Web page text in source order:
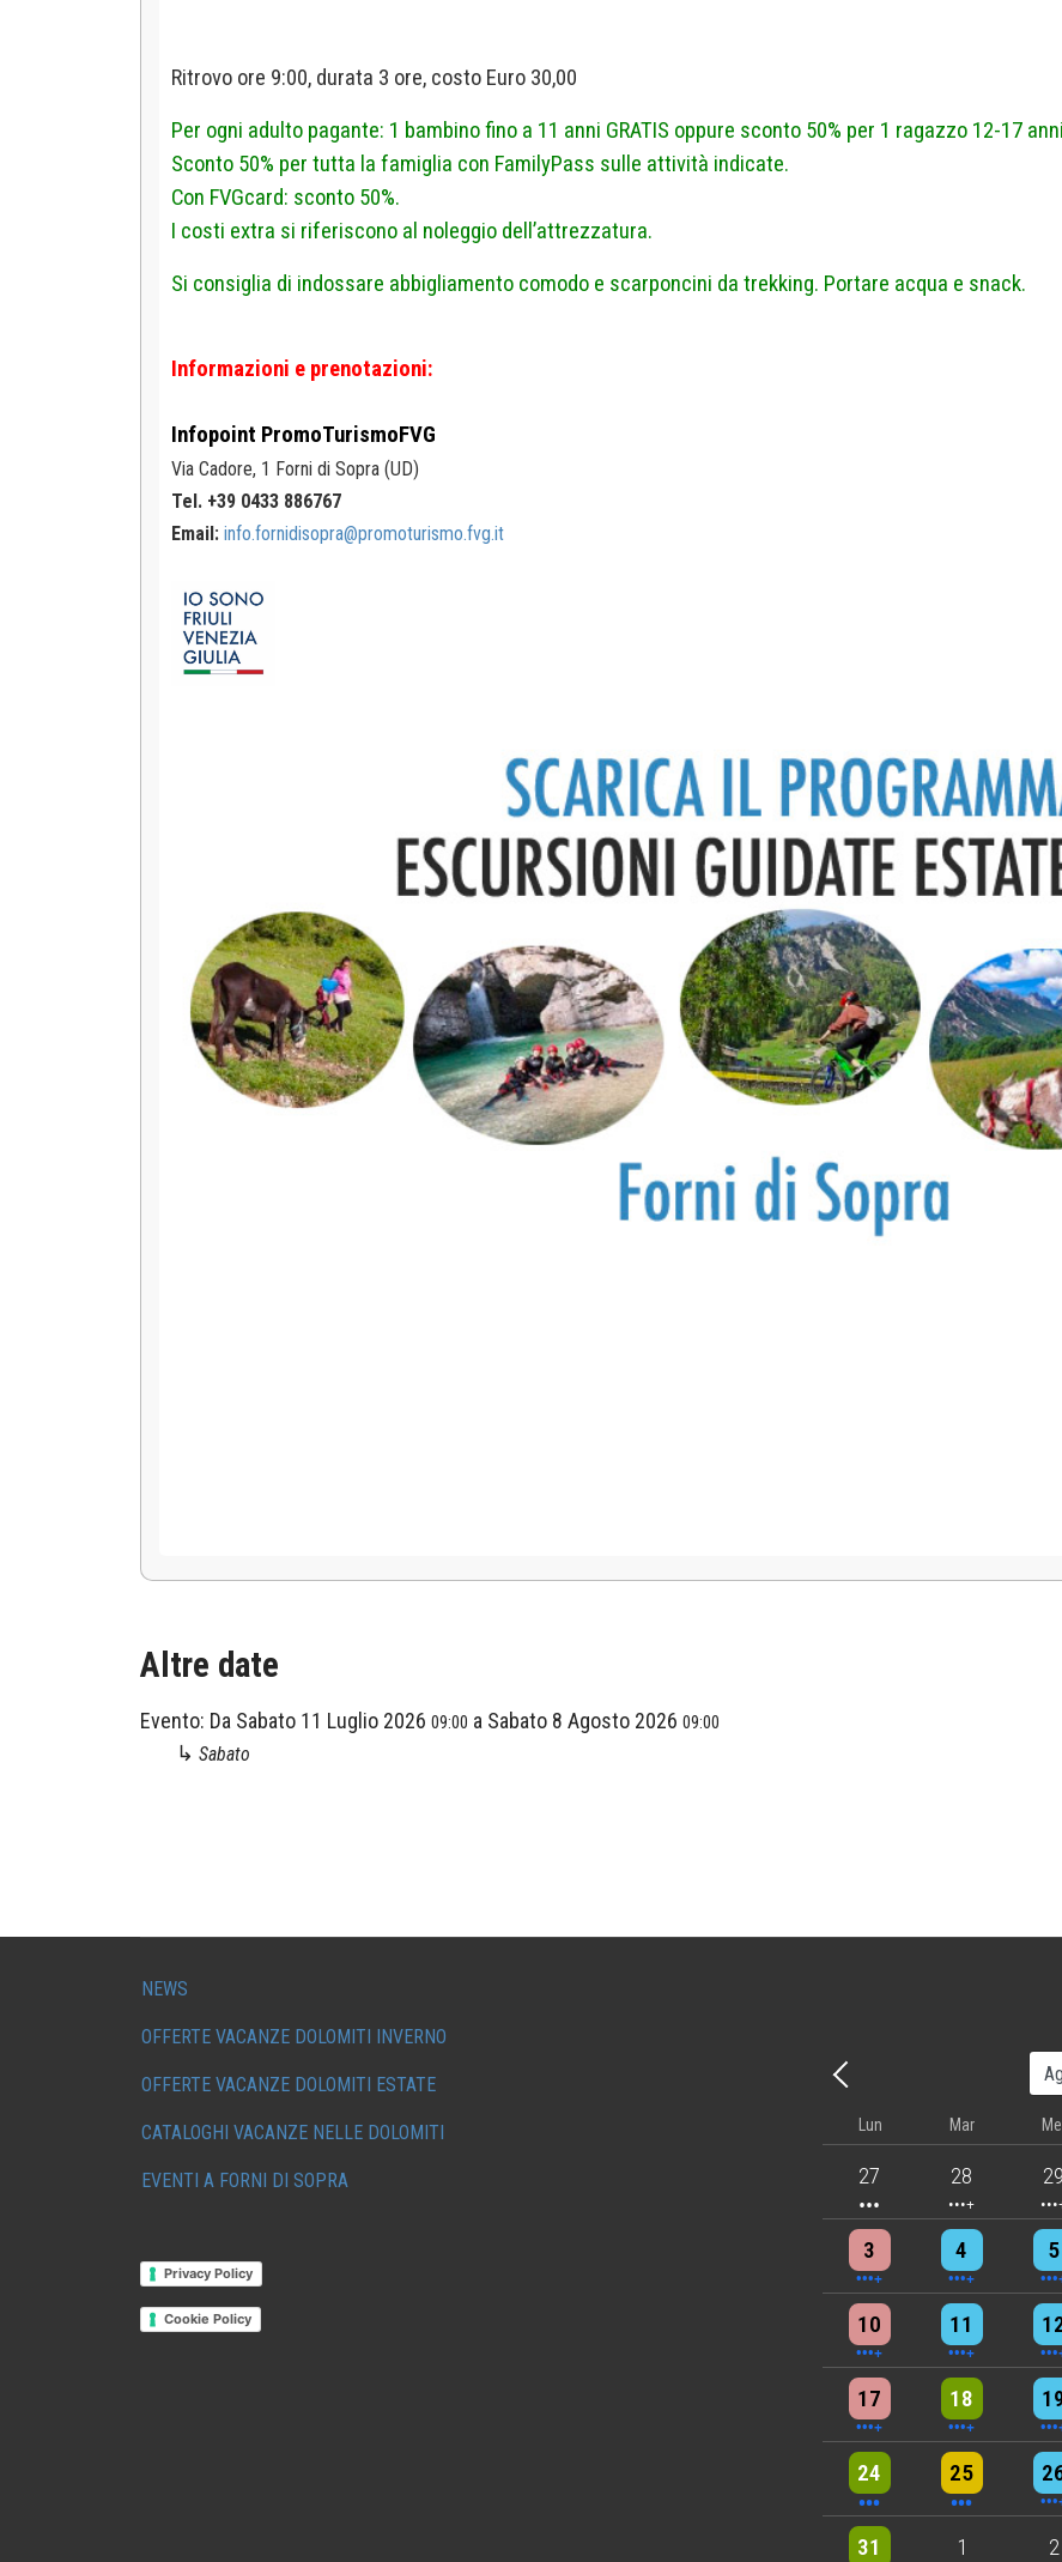
Ritrovo ore 9:00, durata 3 ore, costo Euro 30,00
Per ogni adulto pagante: 1 bambino fino a 11 anni GRATIS oppure sconto 50% per 1 ragazzo 12-17
Sconto 50% per tutta la famiglia con FamilyPass sulle attività indicate.
Con FVGcard: sconto 50%.
I costi extra si riferiscono al noleggio dell’attrezzatura.
Si consiglia di indossare abbigliamento comodo e scarponcini da trekking. Portare acqua e snack.
Informazioni e prenotazioni:
Infopoint PromoTurismoFVG
Via Cadore, 1 Forni di Sopra (UD)
Tel. +39 0433 886767
Email: info.fornidisopra@promoturismo.fvg.it
Altre date
Evento: Da Sabato 11 Luglio 2026 09:00 a Sabato 8 Agosto 2026 09:00
↳ Sabato
NEWS
OFFERTE VACANZE DOLOMITI INVERNO
OFFERTE VACANZE DOLOMITI ESTATE
CATALOGHI VACANZE NELLE DOLOMITI
EVENTI A FORNI DI SOPRA
Privacy Policy
Cookie Policy
Precedente - Mese
Lun Mar
27
3 events 28
4 events 29
5
3
4 events 4
4 events 5
7
10
5 events 11
7 events 6
17
5 events 18
6 events 7
24
3 events 25
3 events 6
31
2 events 1
One event 2
4